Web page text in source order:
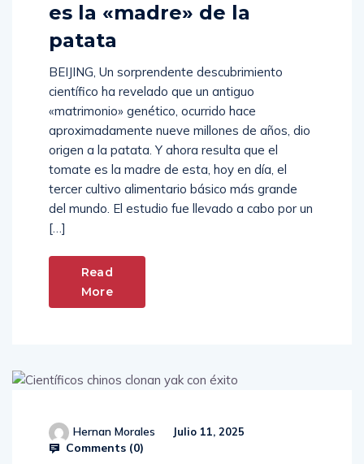
es la «madre» de la
patata
BEIJING, Un sorprendente descubrimiento
científico ha revelado que un antiguo
«matrimonio» genético, ocurrido hace
aproximadamente nueve millones de años, dio
origen a la patata. Y ahora resulta que el
tomate es la madre de esta, hoy en día, el
tercer cultivo alimentario básico más grande
del mundo. El estudio fue llevado a cabo por un
[…]
Read
More
Hernan Morales Julio 11, 2025
Comments (0)